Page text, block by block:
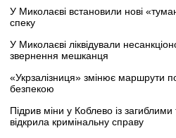
У Миколаєві встановили нові
спеку
У Миколаєві ліквідували
звернення мешканця
«Укрзалізниця» змінює маршрути
безпекою
Підрив міни у Коблево із
відкрила кримінальну справу